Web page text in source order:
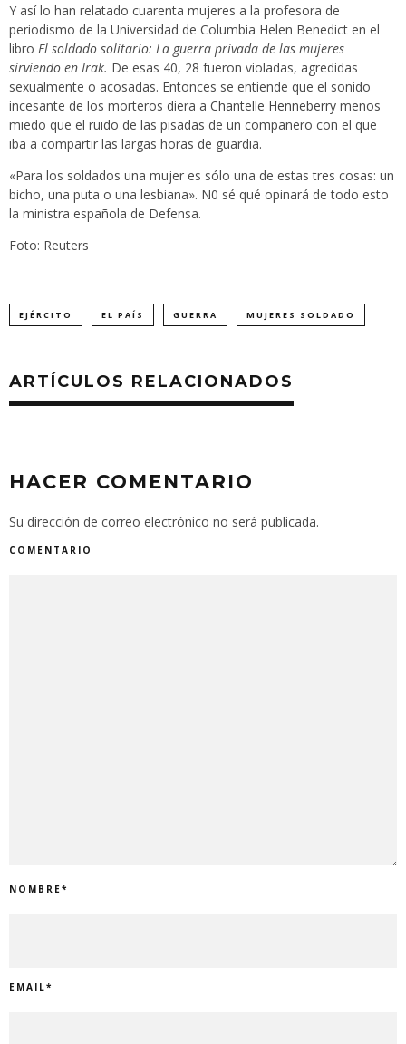
Y así lo han relatado cuarenta mujeres a la profesora de
periodismo de la Universidad de Columbia Helen Benedict en el
libro El soldado solitario: La guerra privada de las mujeres
sirviendo en Irak. De esas 40, 28 fueron violadas, agredidas
sexualmente o acosadas. Entonces se entiende que el sonido
incesante de los morteros diera a Chantelle Henneberry menos
miedo que el ruido de las pisadas de un compañero con el que
iba a compartir las largas horas de guardia.
«Para los soldados una mujer es sólo una de estas tres cosas: un
bicho, una puta o una lesbiana». N0 sé qué opinará de todo esto
la ministra española de Defensa.
Foto: Reuters
EJÉRCITO EL PAÍS GUERRA MUJERES SOLDADO
ARTÍCULOS RELACIONADOS
HACER COMENTARIO
Su dirección de correo electrónico no será publicada.
COMENTARIO
NOMBRE*
EMAIL*